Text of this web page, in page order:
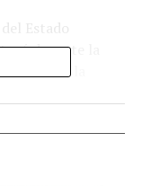
Estado
durante la
la